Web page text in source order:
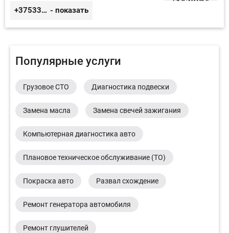
+375333416710 - показать
Популярные услуги
Грузовое СТО Диагностика подвески
Замена масла Замена свечей зажигания
Компьютерная диагностика авто
Плановое техническое обслуживание (ТО)
Покраска авто Развал схождение
Ремонт генератора автомобиля
Ремонт глушителей